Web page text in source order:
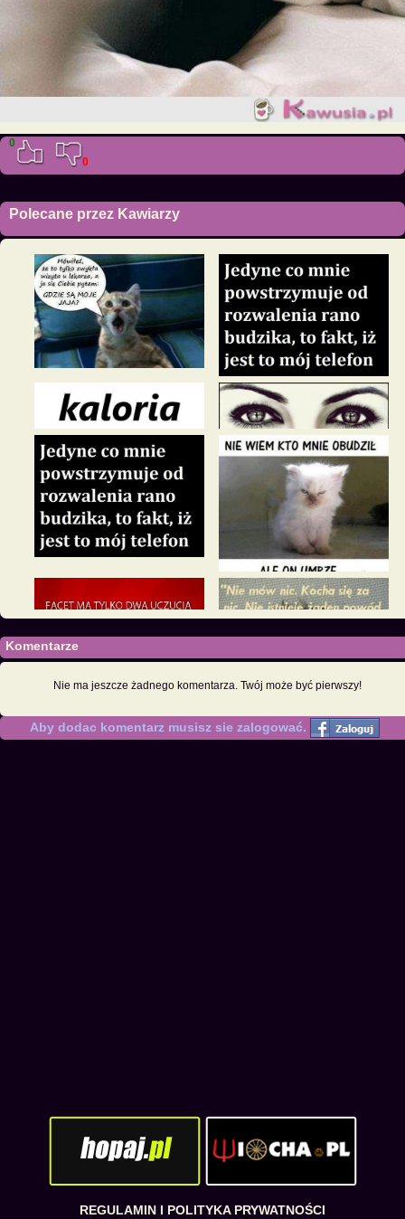
0
0
Polecane przez Kawiarzy
Komentarze
Nie ma jeszcze żadnego komentarza. Twój może być pierwszy!
Aby dodac komentarz musisz sie zalogować.
REGULAMIN I POLITYKA PRYWATNOŚCI